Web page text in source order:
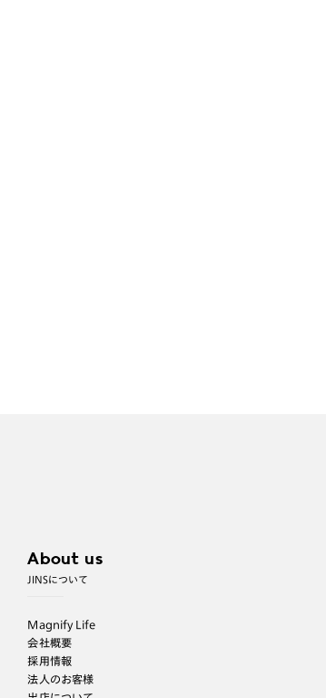
About us
JINSについて
Magnify Life
会社概要
採用情報
法人のお客様